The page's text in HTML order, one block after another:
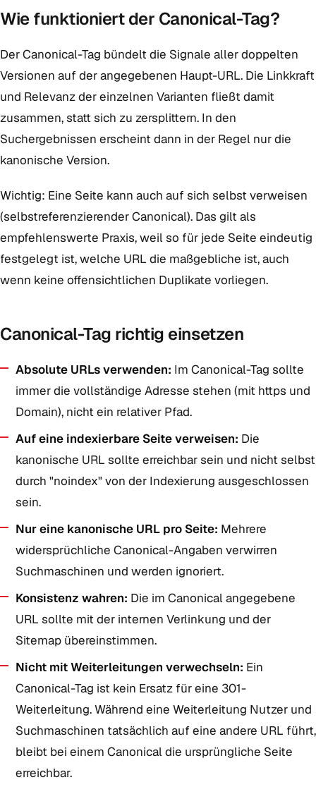
Wie funktioniert der Canonical-Tag?
Der Canonical-Tag bündelt die Signale aller doppelten
Versionen auf der angegebenen Haupt-URL. Die Linkkraft
und Relevanz der einzelnen Varianten fließt damit
zusammen, statt sich zu zersplittern. In den
Suchergebnissen erscheint dann in der Regel nur die
kanonische Version.
Wichtig: Eine Seite kann auch auf sich selbst verweisen
(selbstreferenzierender Canonical). Das gilt als
empfehlenswerte Praxis, weil so für jede Seite eindeutig
festgelegt ist, welche URL die maßgebliche ist, auch
wenn keine offensichtlichen Duplikate vorliegen.
Canonical-Tag richtig einsetzen
Absolute URLs verwenden: Im Canonical-Tag sollte
immer die vollständige Adresse stehen (mit https und
Domain), nicht ein relativer Pfad.
Auf eine indexierbare Seite verweisen: Die
kanonische URL sollte erreichbar sein und nicht selbst
durch "noindex" von der Indexierung ausgeschlossen
sein.
Nur eine kanonische URL pro Seite: Mehrere
widersprüchliche Canonical-Angaben verwirren
Suchmaschinen und werden ignoriert.
Konsistenz wahren: Die im Canonical angegebene
URL sollte mit der internen Verlinkung und der
Sitemap übereinstimmen.
Nicht mit Weiterleitungen verwechseln: Ein
Canonical-Tag ist kein Ersatz für eine 301-
Weiterleitung. Während eine Weiterleitung Nutzer und
Suchmaschinen tatsächlich auf eine andere URL führt,
bleibt bei einem Canonical die ursprüngliche Seite
erreichbar.